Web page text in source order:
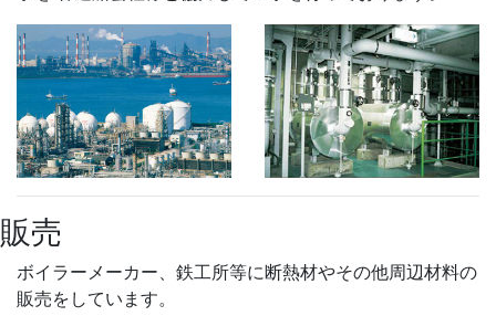
販売
ボイラーメーカー、鉄工所等に断熱材やその他周辺材料の
販売をしています。